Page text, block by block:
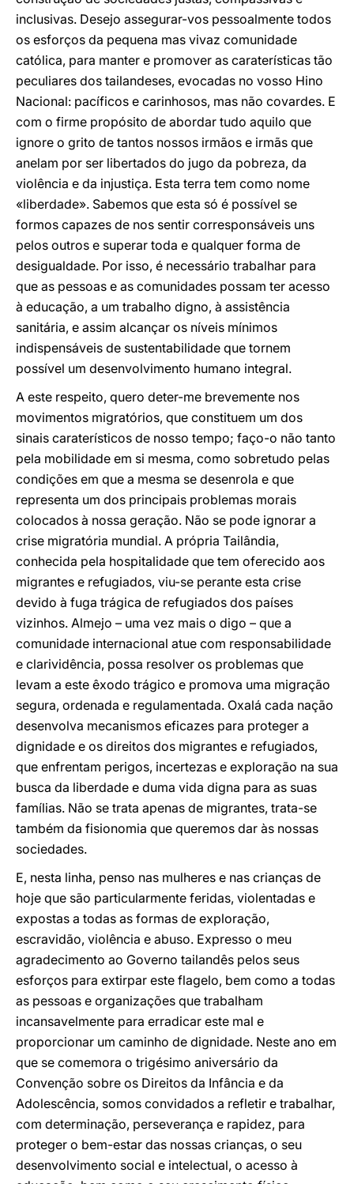
inclusivas. Desejo assegurar-vos pessoalmente todos
os esforços da pequena mas vivaz comunidade
católica, para manter e promover as caraterísticas tão
peculiares dos tailandeses, evocadas no vosso Hino
Nacional: pacíficos e carinhosos, mas não covardes. E
com o firme propósito de abordar tudo aquilo que
ignore o grito de tantos nossos irmãos e irmãs que
anelam por ser libertados do jugo da pobreza, da
violência e da injustiça. Esta terra tem como nome
«liberdade». Sabemos que esta só é possível se
formos capazes de nos sentir corresponsáveis uns
pelos outros e superar toda e qualquer forma de
desigualdade. Por isso, é necessário trabalhar para
que as pessoas e as comunidades possam ter acesso
à educação, a um trabalho digno, à assistência
sanitária, e assim alcançar os níveis mínimos
indispensáveis de sustentabilidade que tornem
possível um desenvolvimento humano integral.
A este respeito, quero deter-me brevemente nos
movimentos migratórios, que constituem um dos
sinais caraterísticos de nosso tempo; faço-o não tanto
pela mobilidade em si mesma, como sobretudo pelas
condições em que a mesma se desenrola e que
representa um dos principais problemas morais
colocados à nossa geração. Não se pode ignorar a
crise migratória mundial. A própria Tailândia,
conhecida pela hospitalidade que tem oferecido aos
migrantes e refugiados, viu-se perante esta crise
devido à fuga trágica de refugiados dos países
vizinhos. Almejo – uma vez mais o digo – que a
comunidade internacional atue com responsabilidade
e clarividência, possa resolver os problemas que
levam a este êxodo trágico e promova uma migração
segura, ordenada e regulamentada. Oxalá cada nação
desenvolva mecanismos eficazes para proteger a
dignidade e os direitos dos migrantes e refugiados,
que enfrentam perigos, incertezas e exploração na sua
busca da liberdade e duma vida digna para as suas
famílias. Não se trata apenas de migrantes, trata-se
também da fisionomia que queremos dar às nossas
sociedades.
E, nesta linha, penso nas mulheres e nas crianças de
hoje que são particularmente feridas, violentadas e
expostas a todas as formas de exploração,
escravidão, violência e abuso. Expresso o meu
agradecimento ao Governo tailandês pelos seus
esforços para extirpar este flagelo, bem como a todas
as pessoas e organizações que trabalham
incansavelmente para erradicar este mal e
proporcionar um caminho de dignidade. Neste ano em
que se comemora o trigésimo aniversário da
Convenção sobre os Direitos da Infância e da
Adolescência, somos convidados a refletir e trabalhar,
com determinação, perseverança e rapidez, para
proteger o bem-estar das nossas crianças, o seu
desenvolvimento social e intelectual, o acesso à